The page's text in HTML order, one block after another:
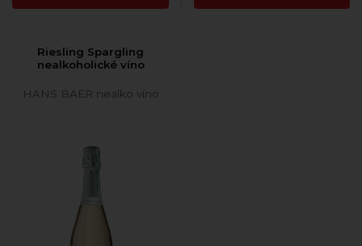
Riesling Spargling
nealkoholické víno
HANS BAER nealko víno